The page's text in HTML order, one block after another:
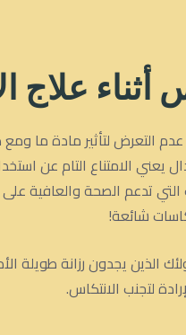
علاج
عدم التعرض لتأثير مادة
يعني الامتناع التام عن
التي تدعم الصحة والعافية
شائعة!
إلى أن ما يصل إلى 80٪ من أولئك
لتجنب الانتكاس.